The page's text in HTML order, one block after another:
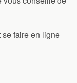
se faire en ligne